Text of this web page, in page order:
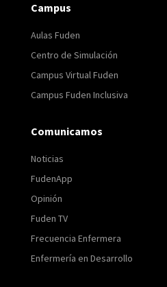
Campus
Aulas Fuden
Centro de Simulación
Campus Virtual Fuden
Campus Fuden Inclusiva
Comunicamos
Noticias
FudenApp
Opinión
Fuden TV
Frecuencia Enfermera
Enfermería en Desarrollo